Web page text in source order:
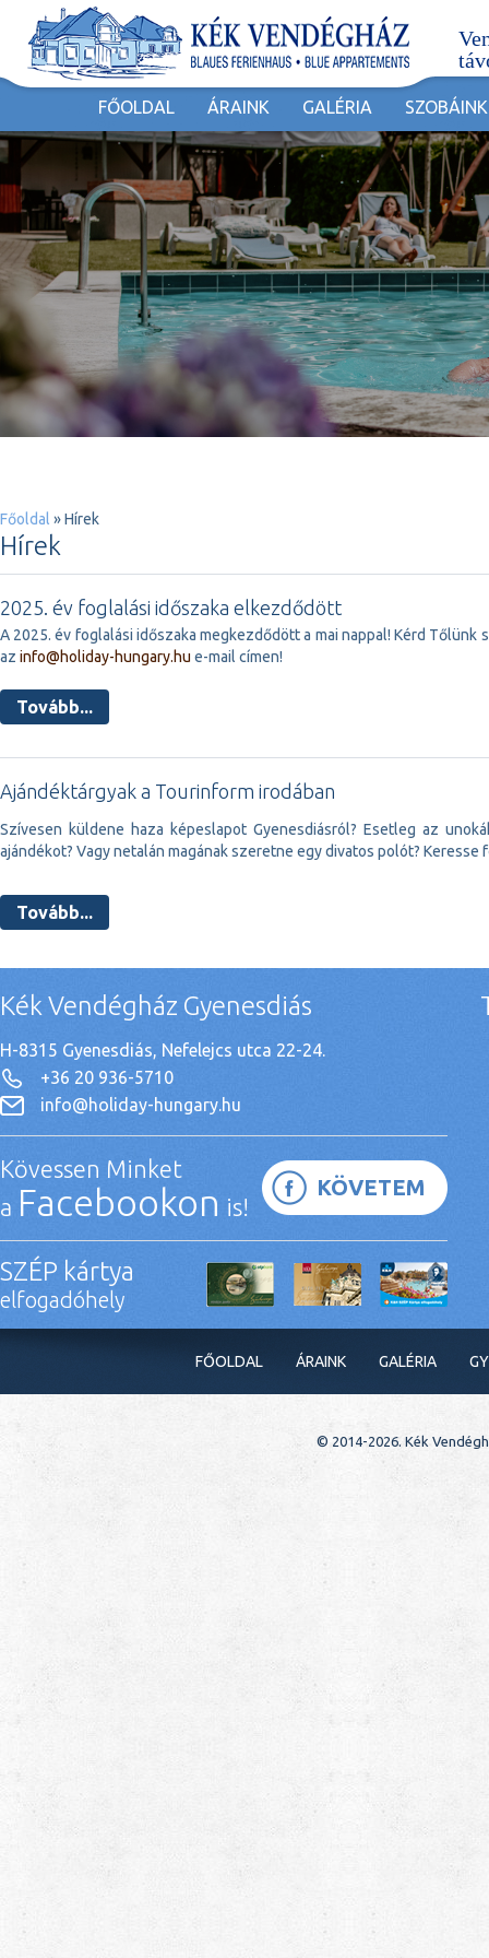
FŐOLDAL ÁRAINK GALÉRIA SZOBÁINK
Főoldal » Hírek
Hírek
2025. év foglalási időszaka elkezdődött
A 2025. év foglalási időszaka megkezdődött a mai nappal! Kérd Tőlünk
az info@holiday-hungary.hu e-mail címen!
Tovább...
Ajándéktárgyak a Tourinform irodában
Szívesen küldene haza képeslapot Gyenesdiásról? Esetleg az
ajándékot? Vagy netalán magának szeretne egy divatos polót? Keresse
Tovább...
Kék Vendégház Gyenesdiás
H-8315 Gyenesdiás, Nefelejcs utca 22-24.
+36 20 936-5710
info@holiday-hungary.hu
KÖVETEM
Kövessen Minket
a Facebookon is!
SZÉP kártya
elfogadóhely
FŐOLDAL ÁRAINK GALÉRIA
© 2014-2026. Kék